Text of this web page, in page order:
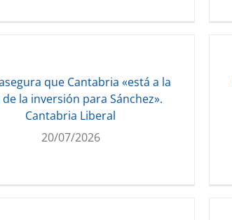
que Cantabria «está a la
de la inversión para Sánchez».
Cantabria Liberal
20/07/2026